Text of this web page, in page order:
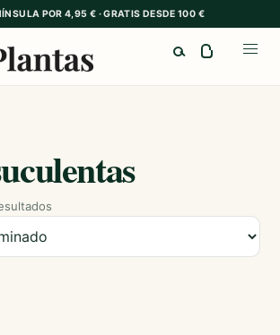
POR 4,95 € · GRATIS DESDE 100 €